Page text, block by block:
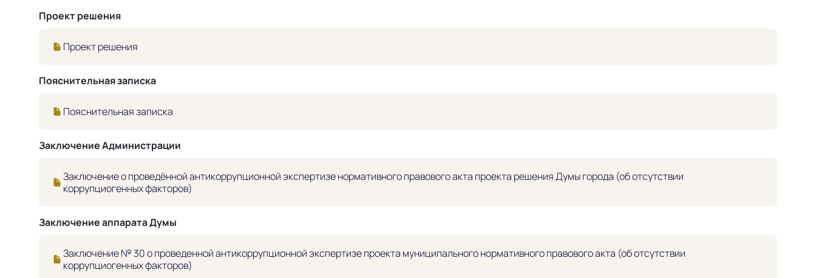
Проект решения
Проект решения
Пояснительная записка
Пояснительная записка
Заключение Администрации
Заключение о проведённой антикоррупционной экспертизе нормативного правового акта проекта решения Думы города (об отсутствии
коррупциогенных факторов)
Заключение аппарата Думы
Заключение № 30 о проведенной антикоррупционной экспертизе проекта муниципального нормативного правового акта (об отсутствии
коррупциогенных факторов)